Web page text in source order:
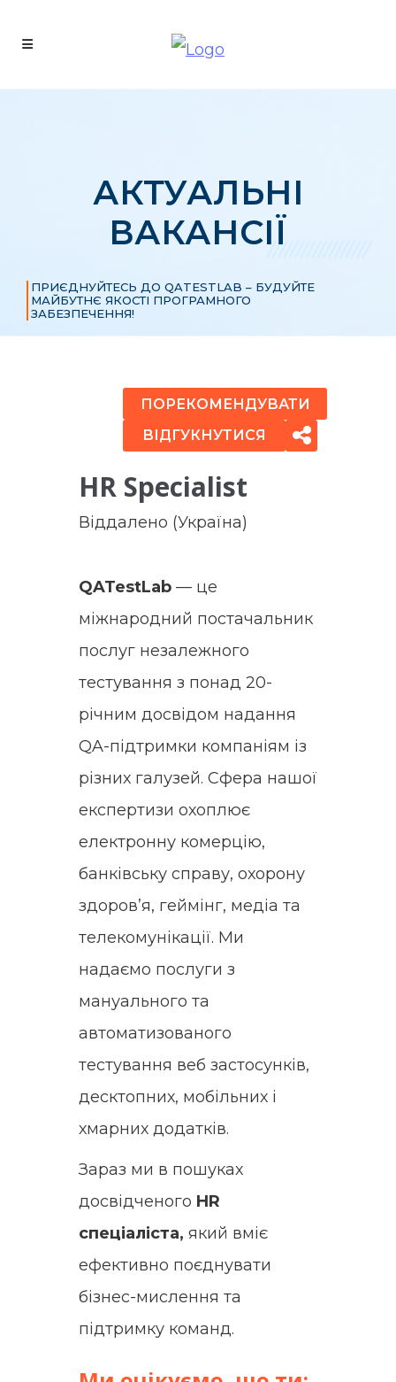
АКТУАЛЬНІ
ВАКАНСІЇ
ПРИЄДНУЙТЕСЬ ДО QATESTLAB – БУДУЙТЕ
МАЙБУТНЄ ЯКОСТІ ПРОГРАМНОГО
ЗАБЕЗПЕЧЕННЯ!
HR Specialist
Віддалено (Україна)
ПОРЕКОМЕНДУВАТИ
ВІДГУКНУТИСЯ
QATestLab — це
міжнародний постачальник
послуг незалежного
тестування з понад 20-
річним досвідом надання
QA-підтримки компаніям із
різних галузей. Сфера нашої
експертизи охоплює
електронну комерцію,
банківську справу, охорону
здоров’я, геймінг, медіа та
телекомунікації. Ми
надаємо послуги з
мануального та
автоматизованого
тестування веб застосунків,
десктопних, мобільних і
хмарних додатків.
Зараз ми в пошуках
досвідченого HR
спеціаліста, який вміє
ефективно поєднувати
бізнес-мислення та
підтримку команд.